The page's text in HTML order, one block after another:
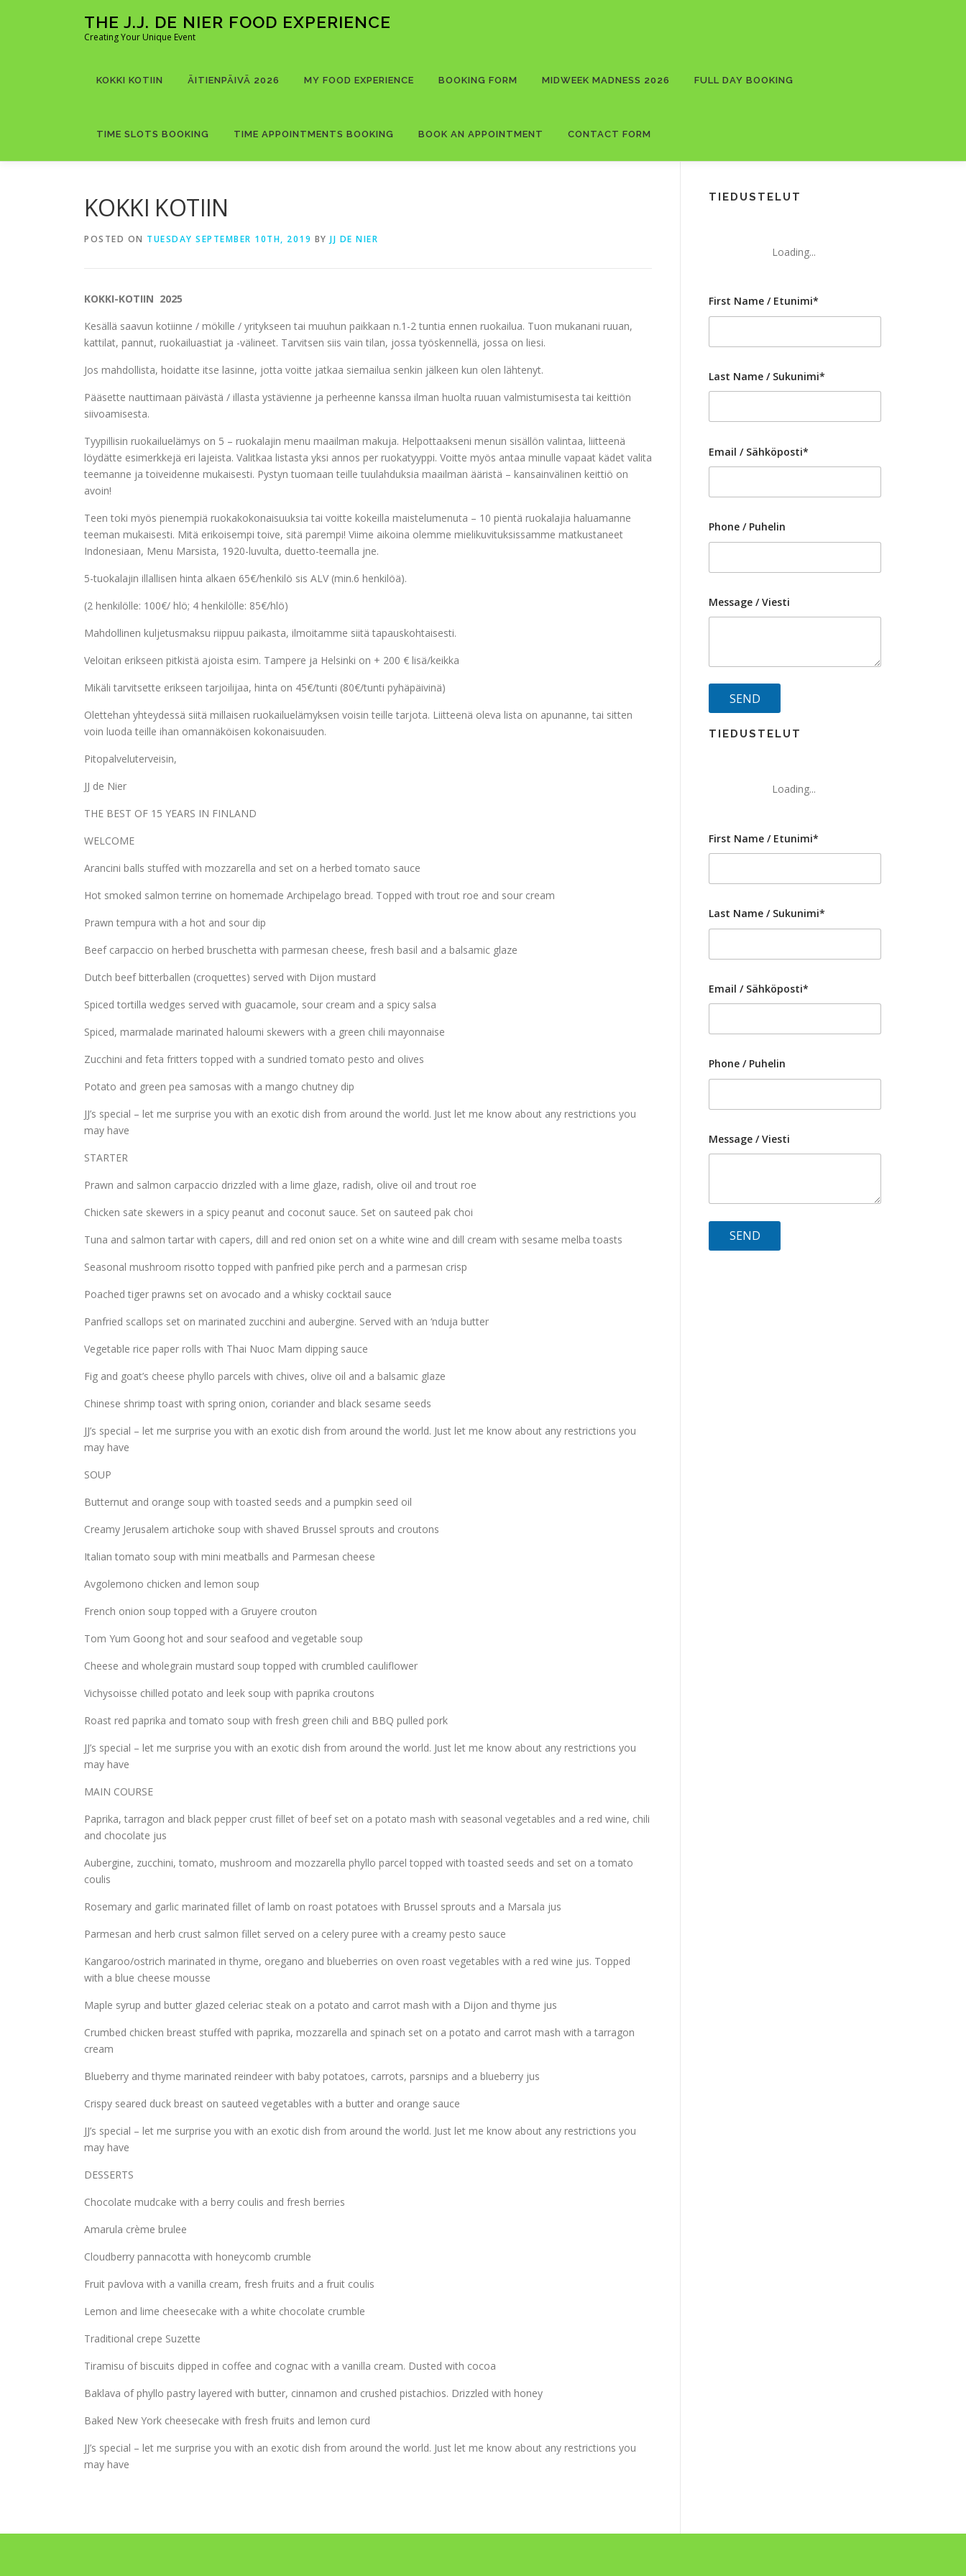
THE J.J. DE NIER FOOD EXPERIENCE
Creating Your Unique Event
KOKKI KOTIIN ÄITIENPÄIVÄ 2026 MY FOOD EXPERIENCE BOOKING FORM MIDWEEK MADNESS 2026 FULL DAY BOOKING
TIME SLOTS BOOKING TIME APPOINTMENTS BOOKING BOOK AN APPOINTMENT CONTACT FORM
KOKKI KOTIIN
POSTED ON TUESDAY SEPTEMBER 10TH, 2019 BY JJ DE NIER
KOKKI-KOTIIN 2025
Kesällä saavun kotiinne / mökille / yritykseen tai muuhun paikkaan n.1-2 tuntia ennen ruokailua. Tuon mukanani ruuan,
kattilat, pannut, ruokailuastiat ja -välineet. Tarvitsen siis vain tilan, jossa työskennellä, jossa on liesi.
Jos mahdollista, hoidatte itse lasinne, jotta voitte jatkaa siemailua senkin jälkeen kun olen lähtenyt.
Pääsette nauttimaan päivästä / illasta ystävienne ja perheenne kanssa ilman huolta ruuan valmistumisesta tai keittiön
siivoamisesta.
Tyypillisin ruokailuelämys on 5 – ruokalajin menu maailman makuja. Helpottaakseni menun sisällön valintaa, liitteenä
löydätte esimerkkejä eri lajeista. Valitkaa listasta yksi annos per ruokatyyppi. Voitte myös antaa minulle vapaat kädet valita
teemanne ja toiveidenne mukaisesti. Pystyn tuomaan teille tuulahduksia maailman ääristä – kansainvälinen keittiö on
avoin!
Teen toki myös pienempiä ruokakokonaisuuksia tai voitte kokeilla maistelumenuta – 10 pientä ruokalajia haluamanne
teeman mukaisesti. Mitä erikoisempi toive, sitä parempi! Viime aikoina olemme mielikuvituksissamme matkustaneet
Indonesiaan, Menu Marsista, 1920-luvulta, duetto-teemalla jne.
5-tuokalajin illallisen hinta alkaen 65€/henkilö sis ALV (min.6 henkilöä).
(2 henkilölle: 100€/ hlö; 4 henkilölle: 85€/hlö)
Mahdollinen kuljetusmaksu riippuu paikasta, ilmoitamme siitä tapauskohtaisesti.
Veloitan erikseen pitkistä ajoista esim. Tampere ja Helsinki on + 200 € lisä/keikka
Mikäli tarvitsette erikseen tarjoilijaa, hinta on 45€/tunti (80€/tunti pyhäpäivinä)
Olettehan yhteydessä siitä millaisen ruokailuelämyksen voisin teille tarjota. Liitteenä oleva lista on apunanne, tai sitten
voin luoda teille ihan omannäköisen kokonaisuuden.
Pitopalveluterveisin,
JJ de Nier
THE BEST OF 15 YEARS IN FINLAND
WELCOME
Arancini balls stuffed with mozzarella and set on a herbed tomato sauce
Hot smoked salmon terrine on homemade Archipelago bread. Topped with trout roe and sour cream
Prawn tempura with a hot and sour dip
Beef carpaccio on herbed bruschetta with parmesan cheese, fresh basil and a balsamic glaze
Dutch beef bitterballen (croquettes) served with Dijon mustard
Spiced tortilla wedges served with guacamole, sour cream and a spicy salsa
Spiced, marmalade marinated haloumi skewers with a green chili mayonnaise
Zucchini and feta fritters topped with a sundried tomato pesto and olives
Potato and green pea samosas with a mango chutney dip
JJ’s special – let me surprise you with an exotic dish from around the world. Just let me know about any restrictions you
may have
STARTER
Prawn and salmon carpaccio drizzled with a lime glaze, radish, olive oil and trout roe
Chicken sate skewers in a spicy peanut and coconut sauce. Set on sauteed pak choi
Tuna and salmon tartar with capers, dill and red onion set on a white wine and dill cream with sesame melba toasts
Seasonal mushroom risotto topped with panfried pike perch and a parmesan crisp
Poached tiger prawns set on avocado and a whisky cocktail sauce
Panfried scallops set on marinated zucchini and aubergine. Served with an ‘nduja butter
Vegetable rice paper rolls with Thai Nuoc Mam dipping sauce
Fig and goat’s cheese phyllo parcels with chives, olive oil and a balsamic glaze
Chinese shrimp toast with spring onion, coriander and black sesame seeds
JJ’s special – let me surprise you with an exotic dish from around the world. Just let me know about any restrictions you
may have
SOUP
Butternut and orange soup with toasted seeds and a pumpkin seed oil
Creamy Jerusalem artichoke soup with shaved Brussel sprouts and croutons
Italian tomato soup with mini meatballs and Parmesan cheese
Avgolemono chicken and lemon soup
French onion soup topped with a Gruyere crouton
Tom Yum Goong hot and sour seafood and vegetable soup
Cheese and wholegrain mustard soup topped with crumbled cauliflower
Vichysoisse chilled potato and leek soup with paprika croutons
Roast red paprika and tomato soup with fresh green chili and BBQ pulled pork
JJ’s special – let me surprise you with an exotic dish from around the world. Just let me know about any restrictions you
may have
MAIN COURSE
Paprika, tarragon and black pepper crust fillet of beef set on a potato mash with seasonal vegetables and a red wine, chili
and chocolate jus
Aubergine, zucchini, tomato, mushroom and mozzarella phyllo parcel topped with toasted seeds and set on a tomato
coulis
Rosemary and garlic marinated fillet of lamb on roast potatoes with Brussel sprouts and a Marsala jus
Parmesan and herb crust salmon fillet served on a celery puree with a creamy pesto sauce
Kangaroo/ostrich marinated in thyme, oregano and blueberries on oven roast vegetables with a red wine jus. Topped
with a blue cheese mousse
Maple syrup and butter glazed celeriac steak on a potato and carrot mash with a Dijon and thyme jus
Crumbed chicken breast stuffed with paprika, mozzarella and spinach set on a potato and carrot mash with a tarragon
cream
Blueberry and thyme marinated reindeer with baby potatoes, carrots, parsnips and a blueberry jus
Crispy seared duck breast on sauteed vegetables with a butter and orange sauce
JJ’s special – let me surprise you with an exotic dish from around the world. Just let me know about any restrictions you
may have
DESSERTS
Chocolate mudcake with a berry coulis and fresh berries
Amarula crème brulee
Cloudberry pannacotta with honeycomb crumble
Fruit pavlova with a vanilla cream, fresh fruits and a fruit coulis
Lemon and lime cheesecake with a white chocolate crumble
Traditional crepe Suzette
Tiramisu of biscuits dipped in coffee and cognac with a vanilla cream. Dusted with cocoa
Baklava of phyllo pastry layered with butter, cinnamon and crushed pistachios. Drizzled with honey
Baked New York cheesecake with fresh fruits and lemon curd
JJ’s special – let me surprise you with an exotic dish from around the world. Just let me know about any restrictions you
may have
TIEDUSTELUT
Loading...
First Name / Etunimi*
Last Name / Sukunimi*
Email / Sähköposti*
Phone / Puhelin
Message / Viesti
TIEDUSTELUT
Loading...
First Name / Etunimi*
Last Name / Sukunimi*
Email / Sähköposti*
Phone / Puhelin
Message / Viesti